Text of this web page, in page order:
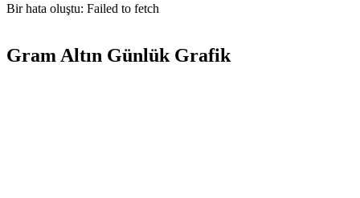
Bir hata oluştu: Failed to fetch
Gram Altın Günlük Grafik